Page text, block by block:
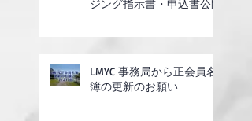
ジング指示書・申込書公開
LMYC 事務局から正会員名
簿の更新のお願い